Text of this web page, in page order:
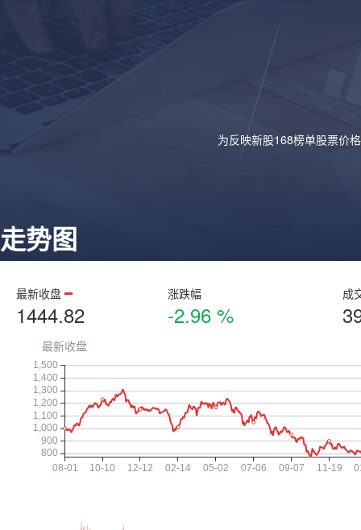
为反映新股168榜单股票价
走势图
最新收盘
1444.82
涨跌幅
-2.96 %
成